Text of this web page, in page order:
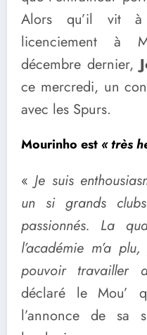
Alors qu’il vit à
licenciement à
décembre dernier,
ce mercredi, un
avec les Spurs.
Mourinho est « très
«Je suis
un si grands
passionnés. La
l’académie m’a
pouvoir travailler
déclaré le Mou’
l’annonce de sa